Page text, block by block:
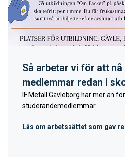
Så arbetar vi för att nå
medlemmar redan i
IF Metall Gävleborg har mer än
studerandemedlemmar.
Läs om arbetssättet som gav